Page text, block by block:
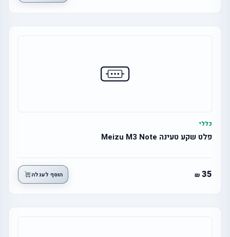
כללי
פלט שקע טעינה Meizu M3 Note
35 הוסף לעגלה